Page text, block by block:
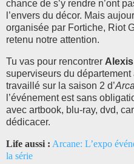
chance de s’y rendre n’ont
l’envers du décor. Mais
organisée par Fortiche, Riot
retenu notre attention.
Tu vas pour rencontrer
superviseurs du
travaillé sur la saison 2 d’
l’événement est sans
avec artbook, blu-ray, dvd,
dédicacer.
Life aussi : Arcane: L’expo
la série